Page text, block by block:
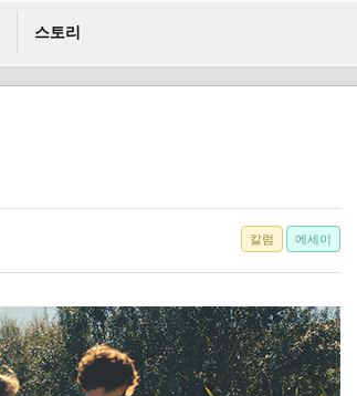
스토리
에세이
칼럼